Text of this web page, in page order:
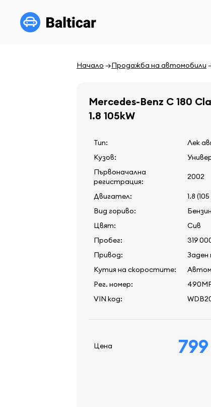
Начало Продажба на автомобили
Mercedes-Benz C 180
1.8 105kW
Тип:
Лек
Кузов:
Първоначална
регистрация:
2002
Двигател:
1.8
Вид гориво:
Бензин
Цвят:
Сив
Пробег:
319
Привод:
Заден
Кутия на скоростите:
Рег. номер:
VIN код:
Цена